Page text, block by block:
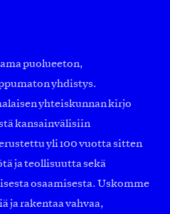
puolueeton,
yhdistys.
yhteiskunnan kirjo
kansainvälisiin
yli 100 vuotta sitten
ja teollisuutta sekä
osaamisesta. Uskomme
ja rakentaa vahvaa,